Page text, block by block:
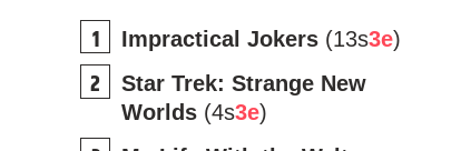
Impractical Jokers (13s3e)
Star Trek: Strange New
Worlds (4s3e)